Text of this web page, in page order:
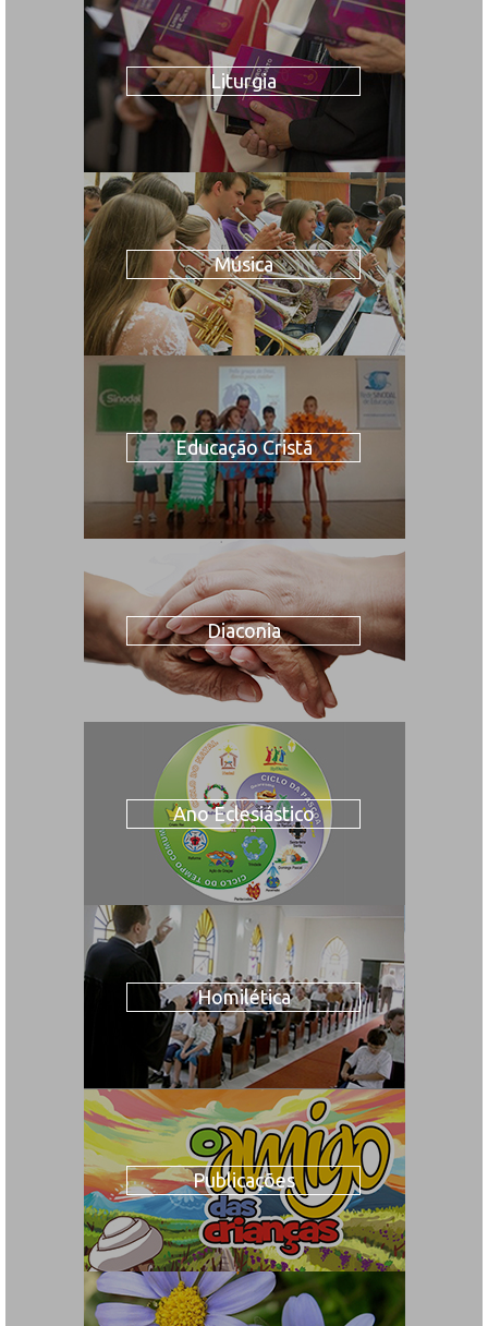
Liturgia
Música
Educação Cristã
Diaconia
Ano Eclesiástico
Homilética
Publicações